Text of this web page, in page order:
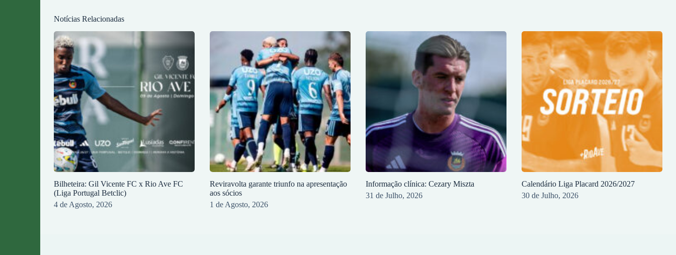
Notícias Relacionadas
Bilheteira: Gil Vicente FC x Rio Ave FC
(Liga Portugal Betclic)
4 de Agosto, 2026
Reviravolta garante triunfo na apresentação
aos sócios
1 de Agosto, 2026
Informação clínica: Cezary Miszta
31 de Julho, 2026
Calendário Liga Placard 2026/2027
30 de Julho, 2026